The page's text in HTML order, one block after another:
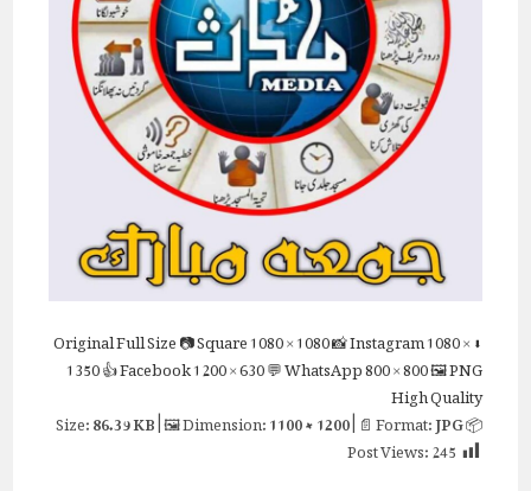
⬇ Original
Full Size📷 Square1080 × 1080📸 Instagram1080 ×
1350👍 Facebook1200 × 630💬 WhatsApp800 × 800🖼 PNG
High Quality
📦 Size:
86.39 KB| 🖼 Dimension:1100 × 1200| 📄 Format:JPG
Post Views:245